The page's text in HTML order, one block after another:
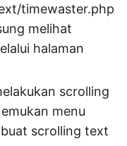
timewaster.php
melihat
halaman
scrolling
menu
scrolling text